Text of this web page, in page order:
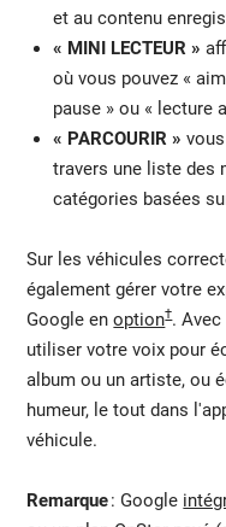
et au contenu
« MINI LECTEUR »
où vous pouvez «
pause » ou « lecture
« PARCOURIR »
travers une liste des
catégories basées
Sur les véhicules
également gérer votre
Google enoption†.
utiliser votre voix pour
album ou un artiste, ou
humeur, le tout dans
véhicule.
Remarque: Google